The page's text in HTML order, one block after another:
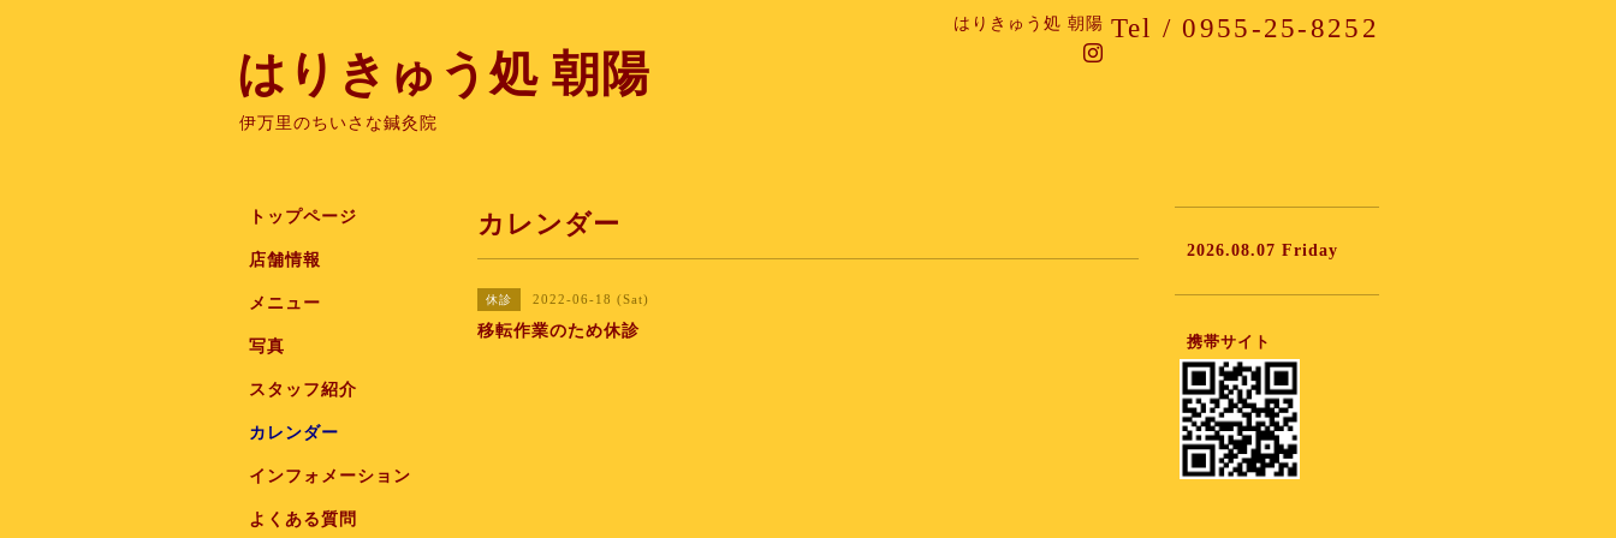
はりきゅう処 朝陽 Tel / 0955-25-8252
はりきゅう処 朝陽
伊万里のちいさな鍼灸院
カレンダー
休診 2022-06-18 (Sat)
移転作業のため休診
トップページ
店舗情報
メニュー
写真
スタッフ紹介
カレンダー
インフォメーション
よくある質問
2026.08.07 Friday
携帯サイト